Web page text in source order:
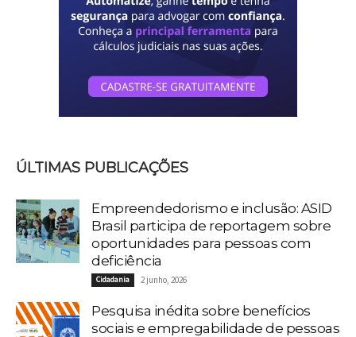
ÚLTIMAS PUBLICAÇÕES
Empreendedorismo e inclusão: ASID
Brasil participa de reportagem sobre
oportunidades para pessoas com
deficiência
Cidadania 2 junho, 2026
Pesquisa inédita sobre benefícios
sociais e empregabilidade de pessoas